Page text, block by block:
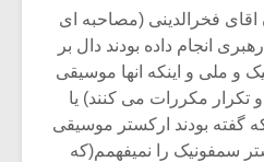
فخرالدینی (مصاحبه ای
انجام داده بودند دال بر
و ملی و اینکه انها موسیقی
تکرار مکررات می کنند) یا
گفته بودند ارکستر موسیقی
سمفونیک را نمیفهمم(که